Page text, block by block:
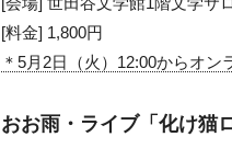
[料金] 1,800円
＊5月2日（火）12:00からオ
おお雨・ライブ「化け猫